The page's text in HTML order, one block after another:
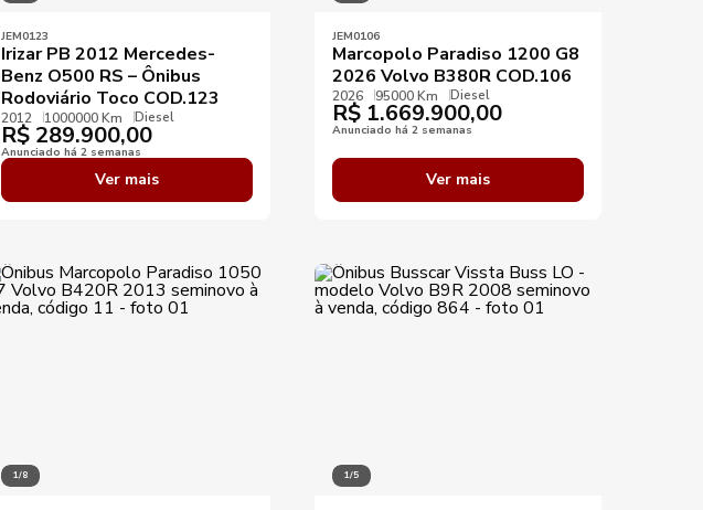
JEM0123
Irizar PB 2012 Mercedes-
Benz O500 RS – Ônibus
Rodoviário Toco COD.123
2012 1000000 Km Diesel
R$ 289.900,00
Anunciado há 2 semanas
Ver mais
JEM0106
Marcopolo Paradiso 1200 G8
2026 Volvo B380R COD.106
2026 95000 Km Diesel
R$ 1.669.900,00
Anunciado há 2 semanas
Ver mais
1/8 1/5